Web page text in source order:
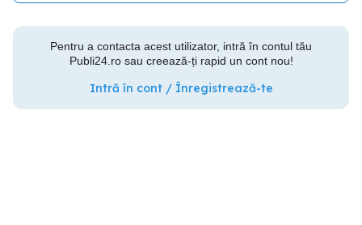
Pentru a contacta acest utilizator, intră în contul tău
Publi24.ro sau creează-ți rapid un cont nou!
Intră în cont / Înregistrează-te